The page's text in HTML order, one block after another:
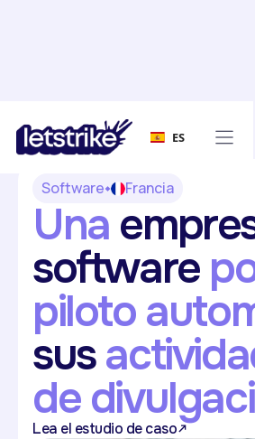
ES
Software Francia
Una
software
piloto
sus
de
Lea el estudio de caso